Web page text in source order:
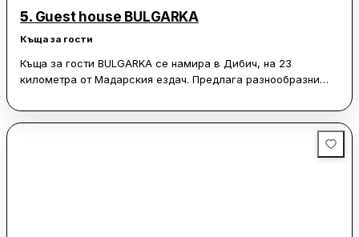
5. Guest house BULGARKA
Къща за гости
Къща за гости BULGARKA се намира в Дибич, на 23
километра от Мадарския ездач. Предлага разнообразни
козметични услуги. Включва ресторант, денонощна
рецепция, охрана и безплатен WiFi. Предлага безплатен
частен паркинг и автомобили под наем. Някои помещения
имат балкон или вътрешен двор с открита зона за хранене.